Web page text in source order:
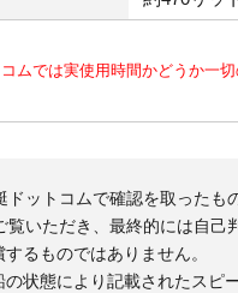
では実使用時間かどうか一
ットコムで確認を取ったも
いただき、最終的には自己
るものではありません。
状態により記載されたスピ